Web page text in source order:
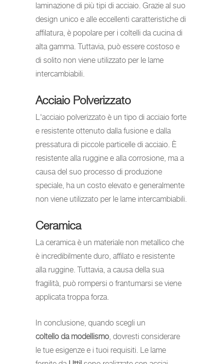
laminazione di più tipi di acciaio. Grazie al suo
design unico e alle eccellenti caratteristiche di
affilatura, è popolare per i coltelli da cucina di
alta gamma. Tuttavia, può essere costoso e
di solito non viene utilizzato per le lame
intercambiabili.
Acciaio Polverizzato
L'acciaio polverizzato è un tipo di acciaio forte
e resistente ottenuto dalla fusione e dalla
pressatura di piccole particelle di acciaio. È
resistente alla ruggine e alla corrosione, ma a
causa del suo processo di produzione
speciale, ha un costo elevato e generalmente
non viene utilizzato per le lame intercambiabili.
Ceramica
La ceramica è un materiale non metallico che
è incredibilmente duro, affilato e resistente
alla ruggine. Tuttavia, a causa della sua
fragilità, può rompersi o frantumarsi se viene
applicata troppa forza.
In conclusione, quando scegli un
coltello da modellismo , dovresti considerare
le tue esigenze e i tuoi requisiti. Le lame